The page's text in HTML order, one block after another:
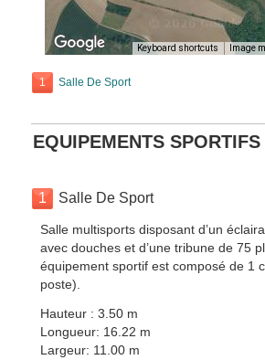
Keyboard shortcuts Image
1 Salle De Sport
EQUIPEMENTS SPORTIFS
1 Salle De Sport
Salle multisports disposant d’un
avec douches et d’une tribune de 75
équipement sportif est composé de 1
poste).
Hauteur : 3.50 m
Longueur: 16.22 m
Largeur: 11.00 m